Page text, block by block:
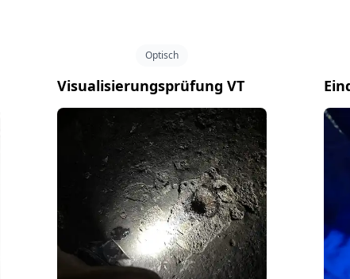
Optisch
Visualisierungsprüfung VT